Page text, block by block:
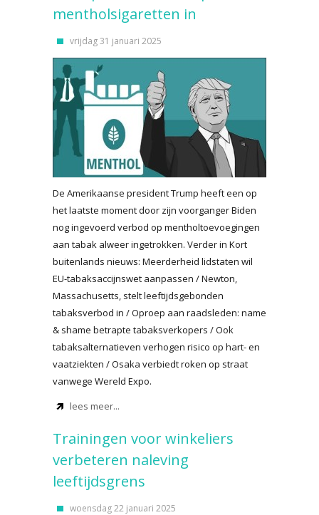
mentholsigaretten in
vrijdag 31 januari 2025
De Amerikaanse president Trump heeft een op
het laatste moment door zijn voorganger Biden
nog ingevoerd verbod op mentholtoevoegingen
aan tabak alweer ingetrokken. Verder in Kort
buitenlands nieuws: Meerderheid lidstaten wil
EU-tabaksaccijnswet aanpassen / Newton,
Massachusetts, stelt leeftijdsgebonden
tabaksverbod in / Oproep aan raadsleden: name
& shame betrapte tabaksverkopers / Ook
tabaksalternatieven verhogen risico op hart- en
vaatziekten / Osaka verbiedt roken op straat
vanwege Wereld Expo.
lees meer...
Trainingen voor winkeliers
verbeteren naleving
leeftijdsgrens
woensdag 22 januari 2025